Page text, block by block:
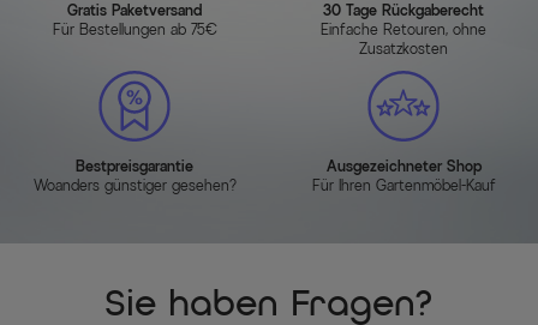
Gratis Paketversand
Für Bestellungen ab 75€
30 Tage Rückgaberecht
Einfache Retouren, ohne
Zusatzkosten
Bestpreisgarantie
Woanders günstiger gesehen?
Ausgezeichneter Shop
Für Ihren Gartenmöbel-Kauf
Sie haben Fragen?